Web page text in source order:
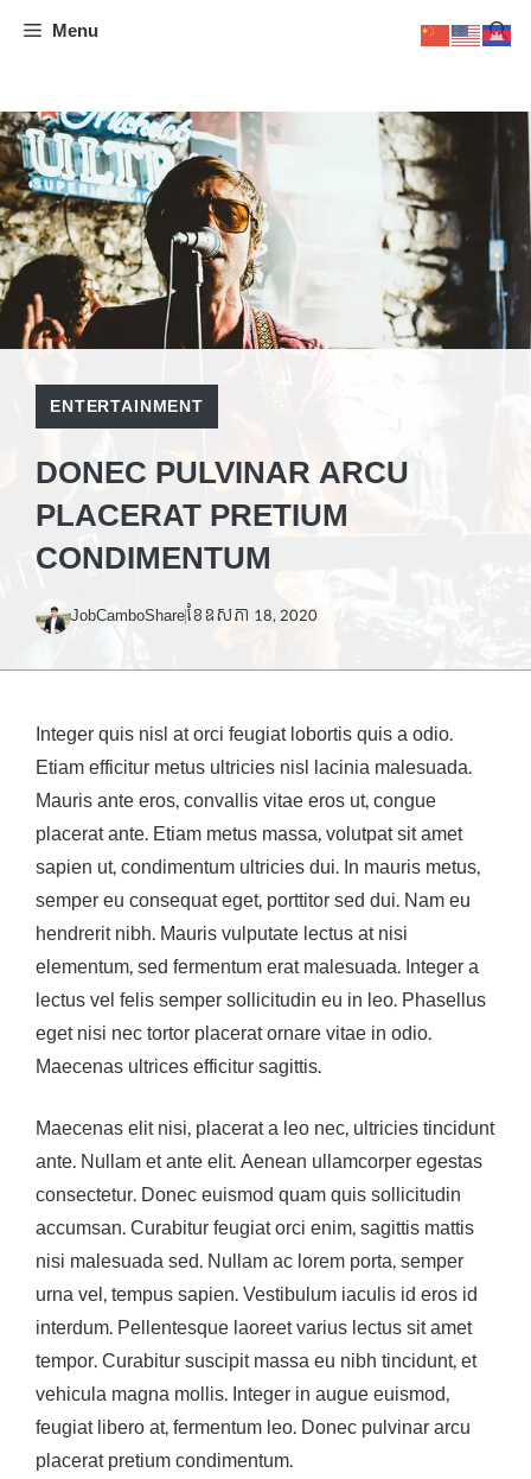
Skip Menu
ENTERTAINMENT
DONEC PULVINAR ARCU
PLACERAT PRETIUM
CONDIMENTUM
JobCamboShareខែ​ឧសភា 18, 2020
Integer quis nisl at orci feugiat lobortis quis a odio.
Etiam efficitur metus ultricies nisl lacinia malesuada.
Mauris ante eros, convallis vitae eros ut, congue
placerat ante. Etiam metus massa, volutpat sit amet
sapien ut, condimentum ultricies dui. In mauris metus,
semper eu consequat eget, porttitor sed dui. Nam eu
hendrerit nibh. Mauris vulputate lectus at nisi
elementum, sed fermentum erat malesuada. Integer a
lectus vel felis semper sollicitudin eu in leo. Phasellus
eget nisi nec tortor placerat ornare vitae in odio.
Maecenas ultrices efficitur sagittis.
Maecenas elit nisi, placerat a leo nec, ultricies tincidunt
ante. Nullam et ante elit. Aenean ullamcorper egestas
consectetur. Donec euismod quam quis sollicitudin
accumsan. Curabitur feugiat orci enim, sagittis mattis
nisi malesuada sed. Nullam ac lorem porta, semper
urna vel, tempus sapien. Vestibulum iaculis id eros id
interdum. Pellentesque laoreet varius lectus sit amet
tempor. Curabitur suscipit massa eu nibh tincidunt, et
vehicula magna mollis. Integer in augue euismod,
feugiat libero at, fermentum leo. Donec pulvinar arcu
placerat pretium condimentum.